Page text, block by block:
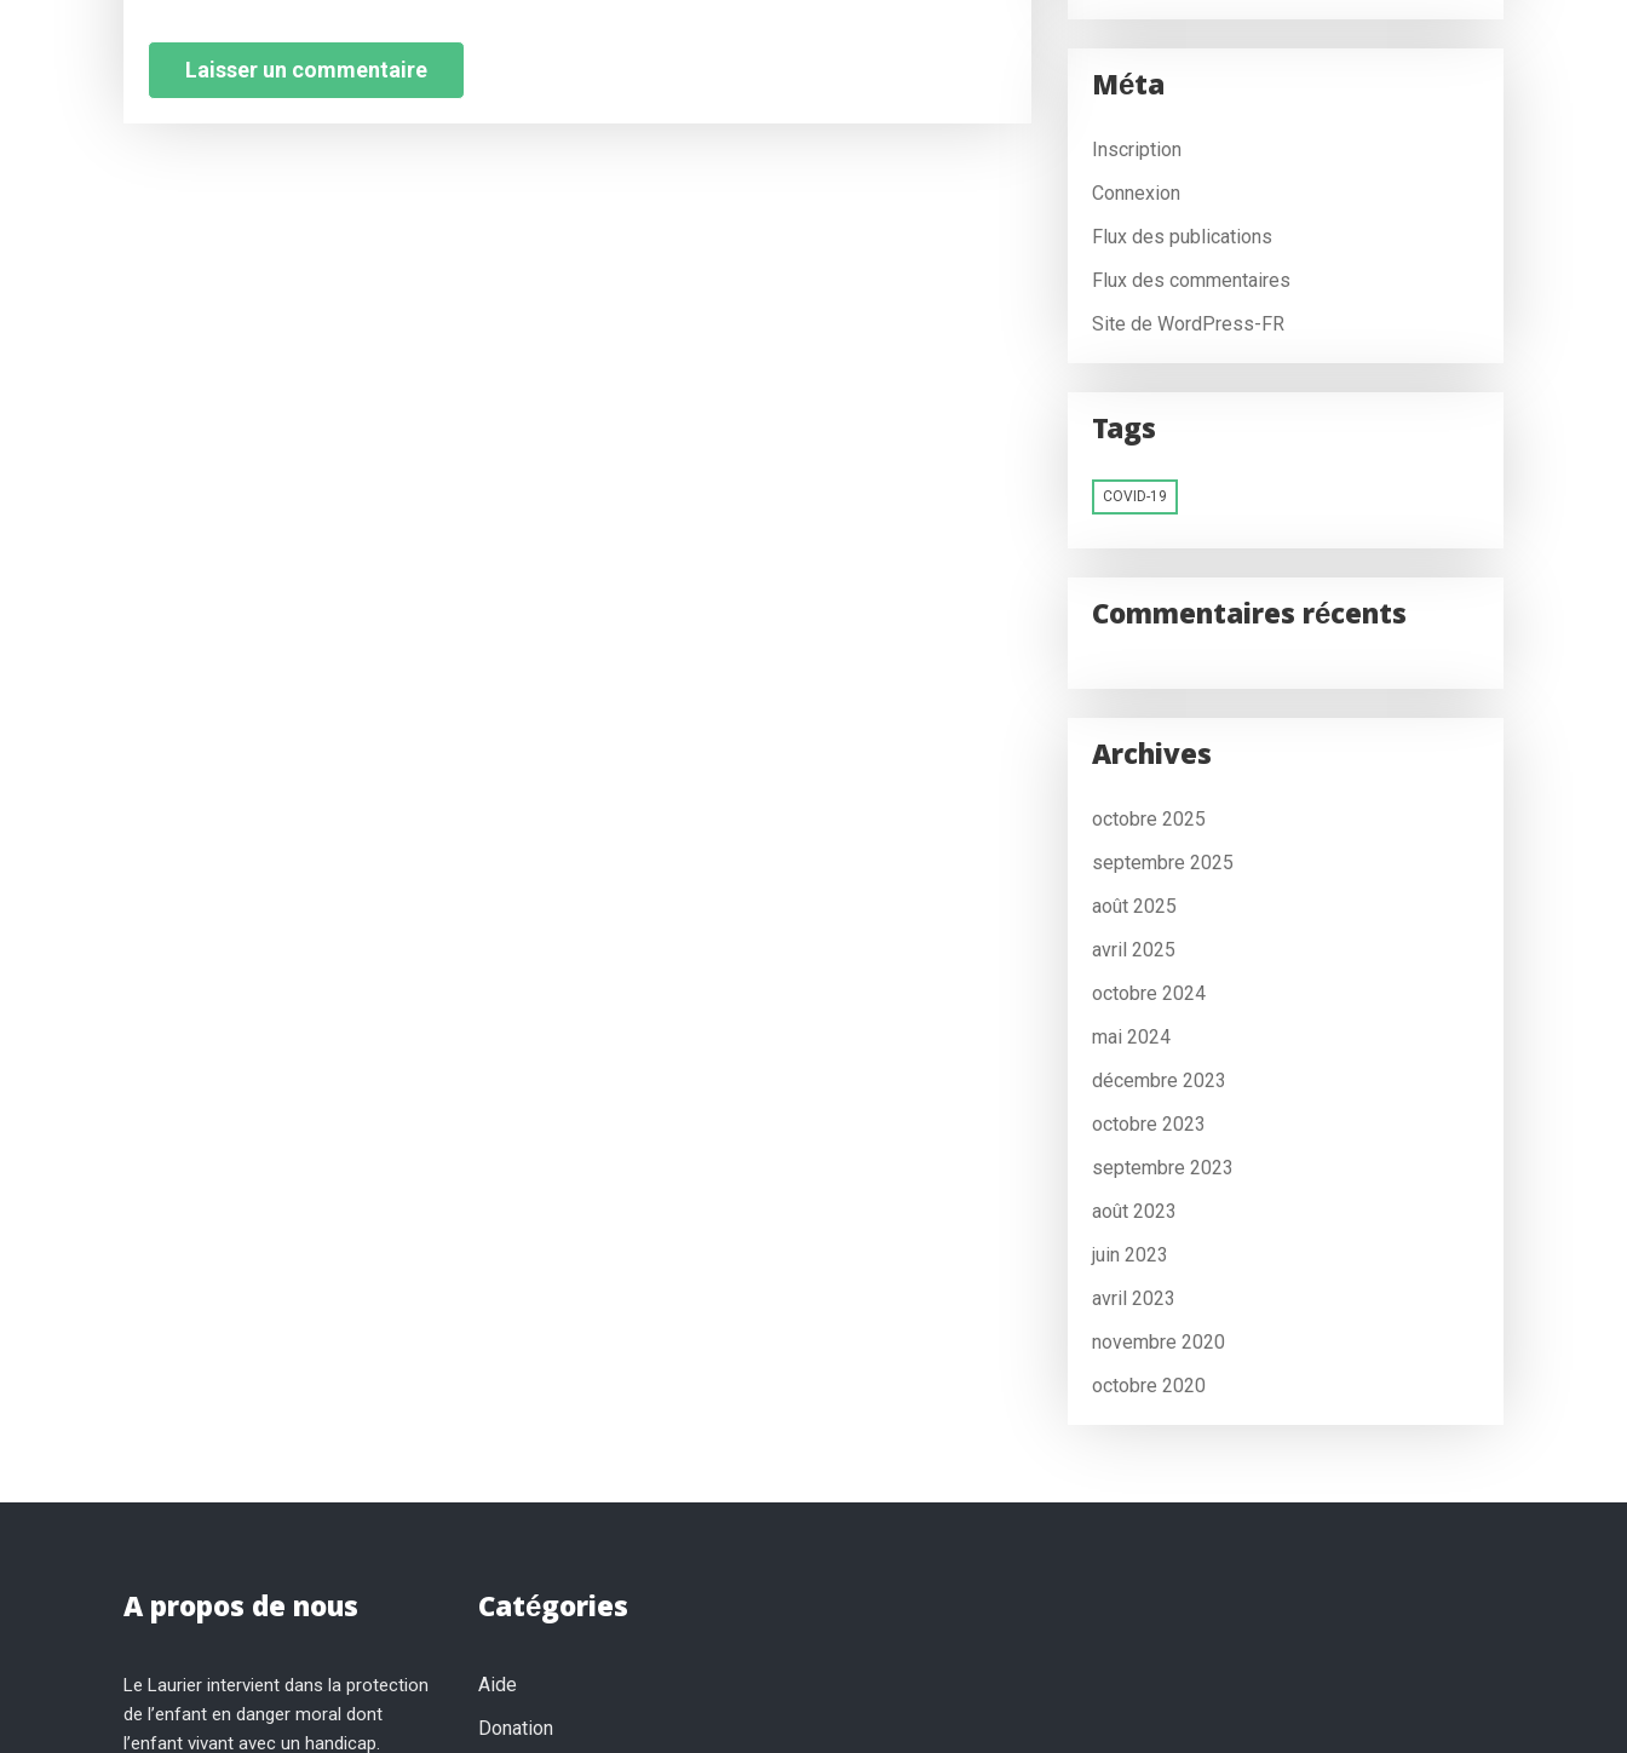
Méta
Inscription
Connexion
Flux des publications
Flux des commentaires
Site de WordPress-FR
Tags
COVID-19
Commentaires récents
Archives
octobre 2025
septembre 2025
août 2025
avril 2025
octobre 2024
mai 2024
décembre 2023
octobre 2023
septembre 2023
août 2023
juin 2023
avril 2023
novembre 2020
octobre 2020
A propos de nous
Le Laurier intervient dans la protection
de l’enfant en danger moral dont
l’enfant vivant avec un handicap.
Catégories
Aide
Donation